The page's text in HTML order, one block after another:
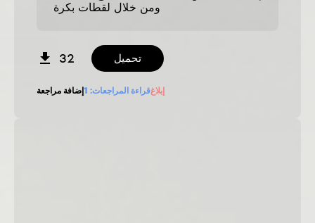
ومن خلال لقطات بكرة
32 تحميل
إضافة مراجعة قراءة المراجعات: 1 إبلاغ